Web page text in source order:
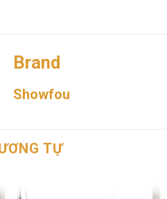
Brand
Showfou
TỰ